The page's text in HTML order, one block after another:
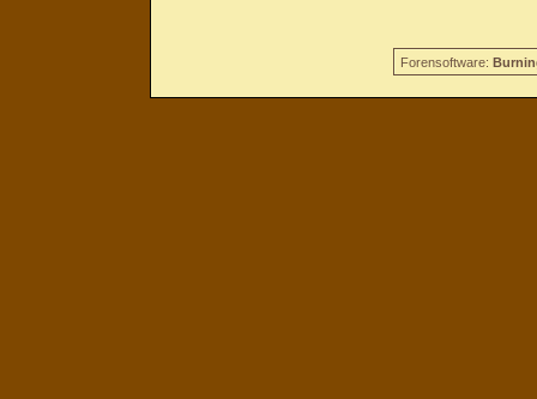
Forensoftware: